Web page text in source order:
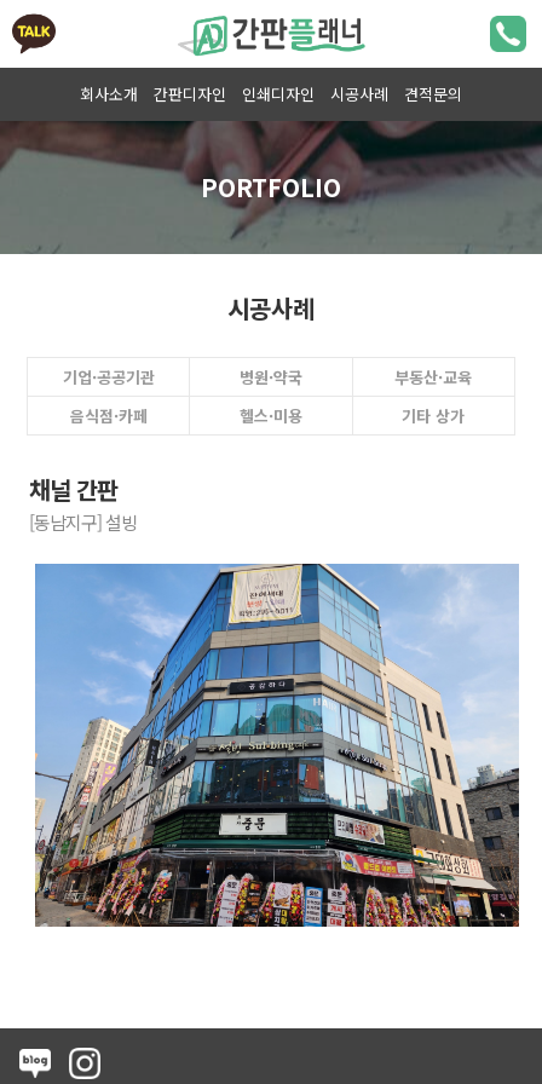
회사소개 간판디자인 인쇄디자인 시공사례 견적문의
시공사례
기업·공공기관 병원·약국
부동산·교육
음식점·카페
헬스·미용 기타 상가
채널 간판
[동남지구] 설빙